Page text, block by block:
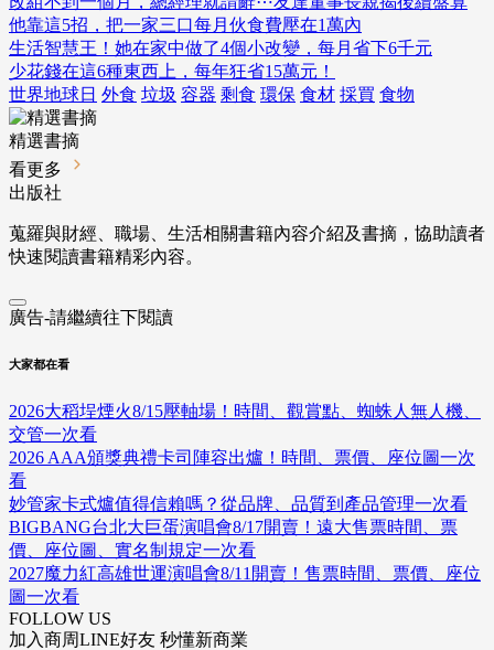
他靠這5招，把一家三口每月伙食費壓在1萬內
生活智慧王！她在家中做了4個小改變，每月省下6千元
少花錢在這6種東西上，每年狂省15萬元！
世界地球日 外食 垃圾 容器 剩食 環保 食材 採買 食物
精選書摘
看更多
出版社
蒐羅與財經、職場、生活相關書籍內容介紹及書摘，協助讀者
快速閱讀書籍精彩內容。
廣告-請繼續往下閱讀
大家都在看
2026大稻埕煙火8/15壓軸場！時間、觀賞點、蜘蛛人無人機、
交管一次看
2026 AAA頒獎典禮卡司陣容出爐！時間、票價、座位圖一次
看
妙管家卡式爐值得信賴嗎？從品牌、品質到產品管理一次看
BIGBANG台北大巨蛋演唱會8/17開賣！遠大售票時間、票
價、座位圖、實名制規定一次看
2027魔力紅高雄世運演唱會8/11開賣！售票時間、票價、座位
圖一次看
FOLLOW US
加入商周LINE好友 秒懂新商業